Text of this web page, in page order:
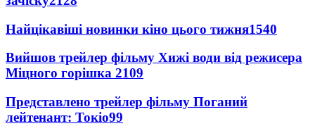
Найцікавіші новинки кіно цього тижня1540
Вийшов трейлер фільму Хижі води від режисера
Міцного горішка 2109
Представлено трейлер фільму Поганий
лейтенант: Токіо99